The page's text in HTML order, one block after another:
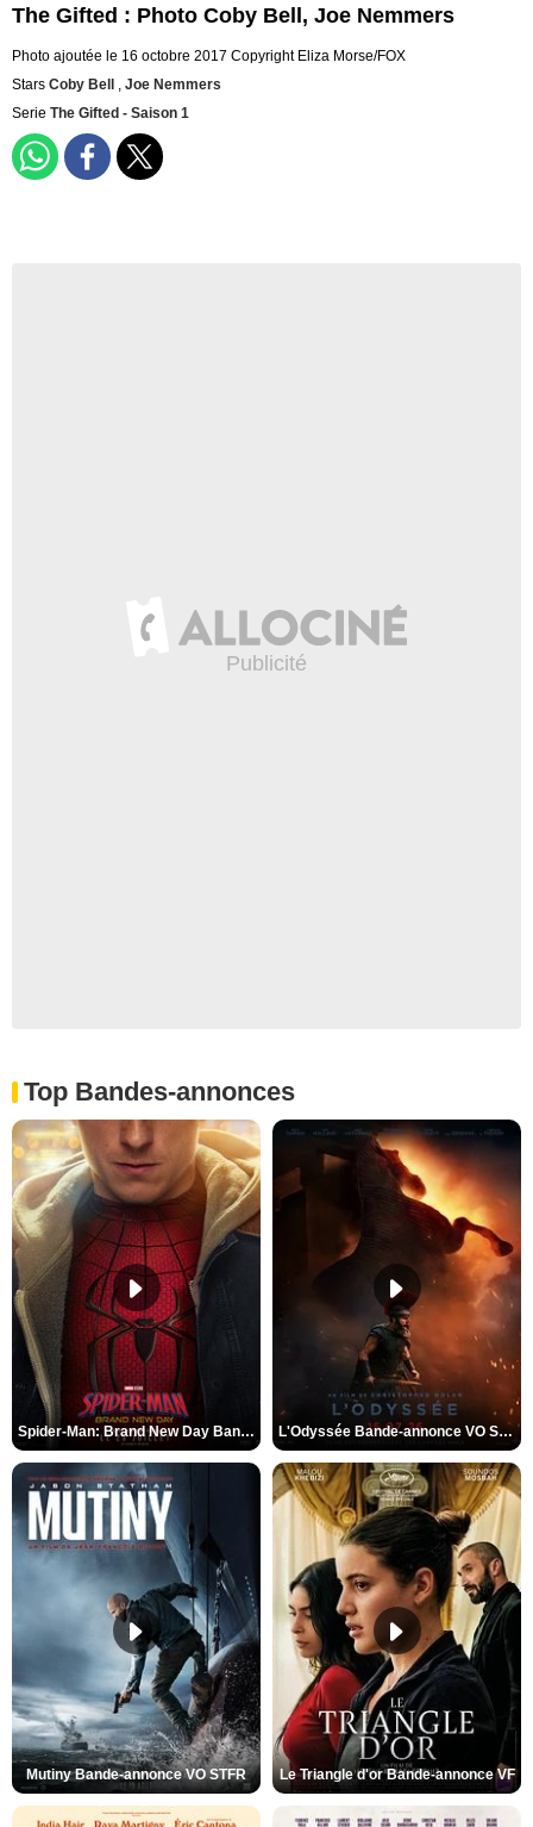
The Gifted : Photo Coby Bell, Joe Nemmers
Photo ajoutée le 16 octobre 2017 Copyright Eliza Morse/FOX
Stars Coby Bell , Joe Nemmers
Serie The Gifted - Saison 1
Top Bandes-annonces
Spider-Man: Brand New Day Bande-annonce VO STFR L'Odyssée Bande-annonce VO STFR
Mutiny Bande-annonce VO STFR Le Triangle d'or Bande-annonce VF